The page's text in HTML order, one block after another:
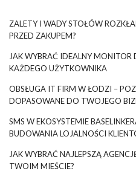
ZALETY I WADY STOŁÓW
PRZED ZAKUPEM?
JAK WYBRAĆ IDEALNY
KAŻDEGO UŻYTKOWNIKA
OBSŁUGA IT FIRM W ŁODZI –
DOPASOWANE DO TWOJEGO
SMS W EKOSYSTEMIE
BUDOWANIA LOJALNOŚCI
JAK WYBRAĆ NAJLEPSZĄ
TWOIM MIEŚCIE?